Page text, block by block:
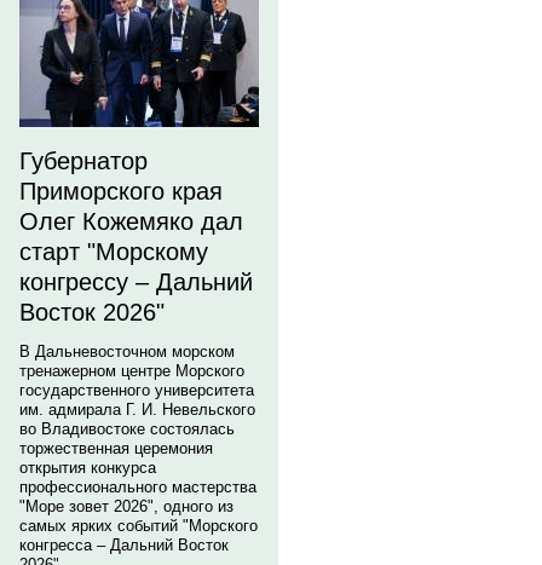
Губернатор
Приморского края
Олег Кожемяко дал
старт "Морскому
конгрессу – Дальний
Восток 2026"
В Дальневосточном морском
тренажерном центре Морского
государственного университета
им. адмирала Г. И. Невельского
во Владивостоке состоялась
торжественная церемония
открытия конкурса
профессионального мастерства
"Море зовет 2026", одного из
самых ярких событий "Морского
конгресса – Дальний Восток